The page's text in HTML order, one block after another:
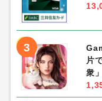
3
片
衆